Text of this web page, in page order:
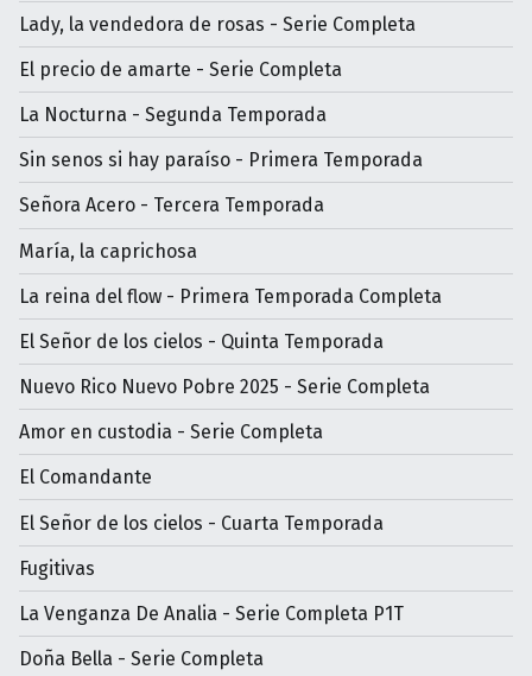
Lady, la vendedora de rosas - Serie Completa
El precio de amarte - Serie Completa
La Nocturna - Segunda Temporada
Sin senos si hay paraíso - Primera Temporada
Señora Acero - Tercera Temporada
María, la caprichosa
La reina del flow - Primera Temporada Completa
El Señor de los cielos - Quinta Temporada
Nuevo Rico Nuevo Pobre 2025 - Serie Completa
Amor en custodia - Serie Completa
El Comandante
El Señor de los cielos - Cuarta Temporada
Fugitivas
La Venganza De Analia - Serie Completa P1T
Doña Bella - Serie Completa